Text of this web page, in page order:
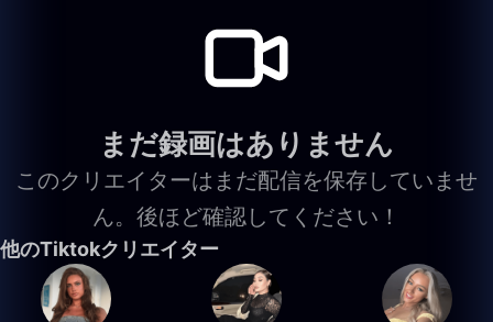
まだ録画はありません
このクリエイターはまだ配信を保存していませ
ん。後ほど確認してください！
他のTiktokクリエイター